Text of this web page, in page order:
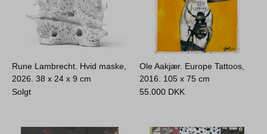
Rune Lambrecht. Hvid maske,
2026.38 x 24 x 9 cm
Solgt
Ole Aakjær. Europe Tattoos,
2016. 105 x 75 cm
55.000 DKK